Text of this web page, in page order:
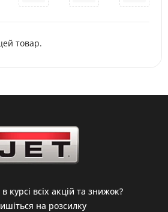
товар.
курсі всіх акцій та знижок?
на розсилку